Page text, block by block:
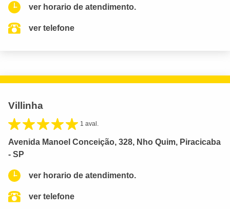
ver horario de atendimento.
ver telefone
Villinha
1 aval.
Avenida Manoel Conceição, 328, Nho Quim, Piracicaba
- SP
ver horario de atendimento.
ver telefone